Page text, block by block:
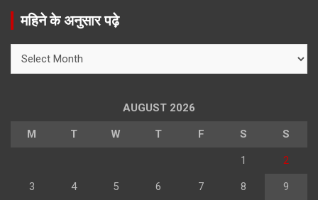
r
महिने के अनुसार पढ़े
AUGUST 2026
M T W T F S S
1 2
3 4 5 6 7 8 9